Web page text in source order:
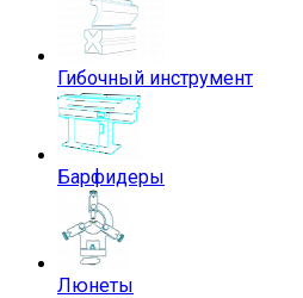
Гибочный инструмент
Барфидеры
Люнеты